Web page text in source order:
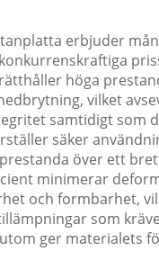
erbjuder
höga
vilket
samtidigt som
säker
över ett
minimerar
och formbarhet,
som
ger materialets